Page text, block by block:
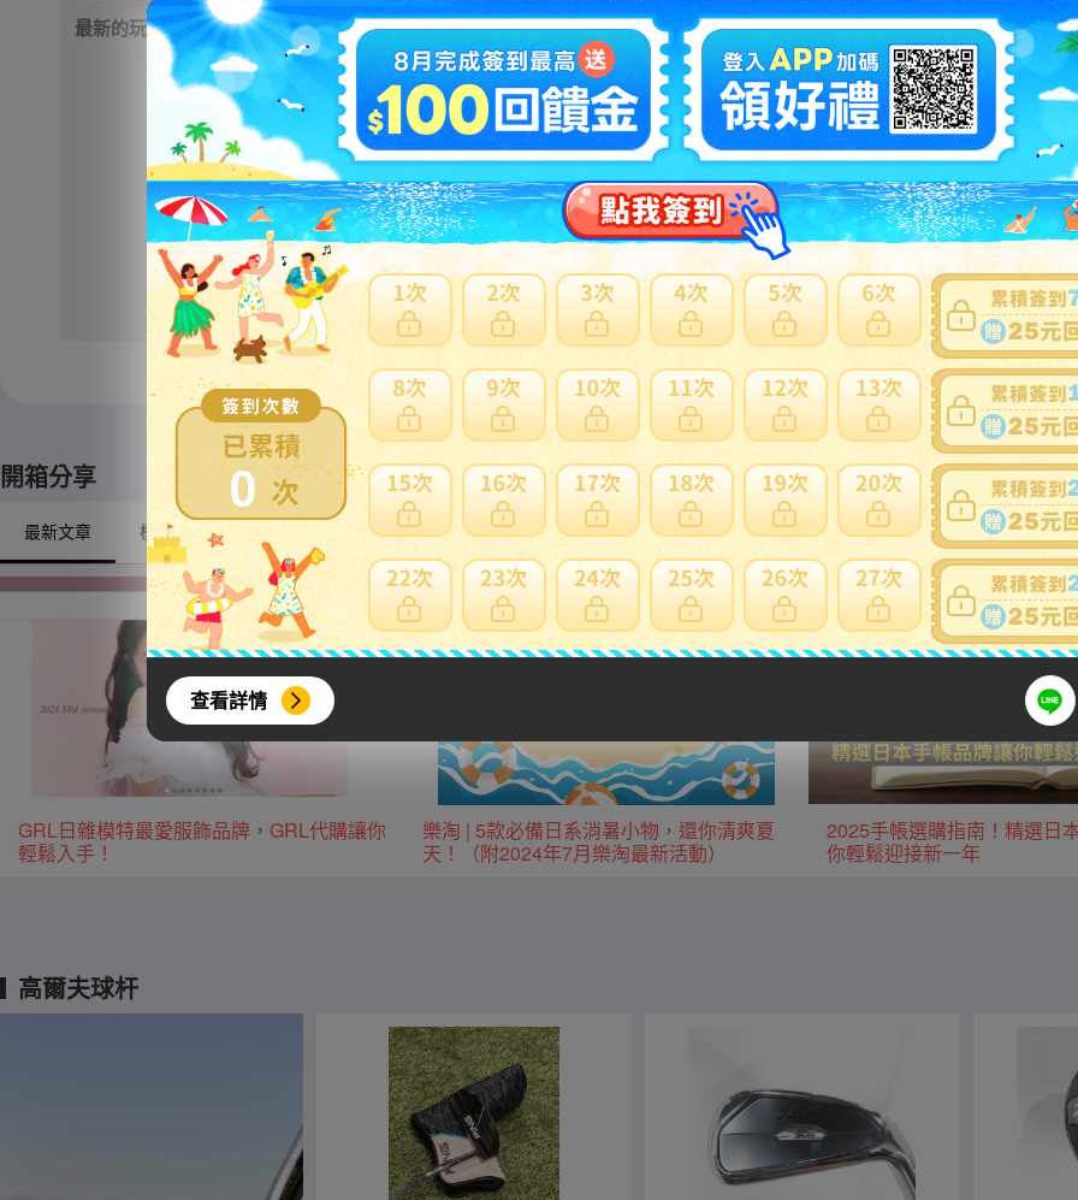
0
查看詳情
最新的玩具店
08 【現状】 ちいかわ グッズ ぬくぬくの装いマスコット ぴーぽぽぬいぐるみ 季節だもんマスコット うさぎ ハチワレ 他
4900円 NT1060
12D 【同梱不可/現状】 アニメ・アーティスト グッズ CD まとめ売り 初音ミク、ラブライブ 他
710円 NT153 711円
※ 超過 48小時 外付款之訂單及日本寄日本之訂單，無法參加免服務費及國際運費優惠。
※ 優惠賣家商品有含材積商品或符合大型商品限制，仍會產生材積費用。
※ 限定自取商品不適用日本當地運費優惠。
開箱分享
最新文章 模型/動漫周邊 戶外/露營 興趣/古董收藏 生活用品/家電 廚房用品/鍋具 服飾 運動用品
GRL日雜模特最愛服飾品牌，GRL代購讓你
輕鬆入手！
樂淘 | 5款必備日系消暑小物，還你清爽夏
天！（附2024年7月樂淘最新活動）
2025手帳選購指南！精選日
你輕鬆迎接新一年
高爾夫球杆